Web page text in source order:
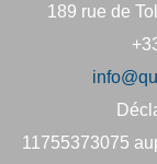
189 rue de
11755373075